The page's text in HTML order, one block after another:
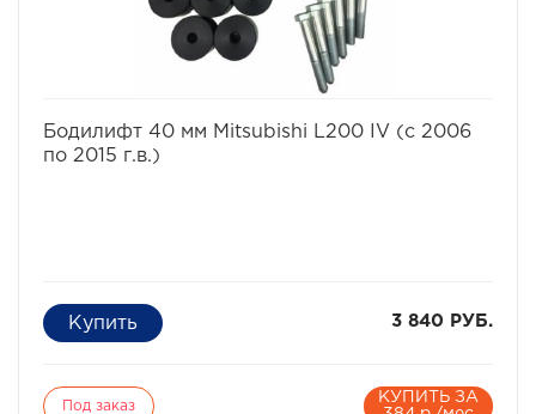
· Высота проставки: 4 см
· >Кол-во проставок: 8 шт
Бодилифт 40 мм Mitsubishi L200 IV (с 2006
по 2015 г.в.)
3 840 РУБ.
Под заказ
КУПИТЬ ЗА